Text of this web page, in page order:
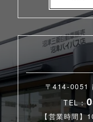
〒414-0051
TEL：
【営業時間】